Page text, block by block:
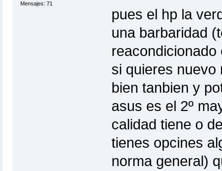
Mensajes: 71
pues el hp la
una barbaridad
reacondicionado
si quieres nuevo
bien tanbien y
asus es el 2º
calidad tiene o
tienes opcines
norma general)